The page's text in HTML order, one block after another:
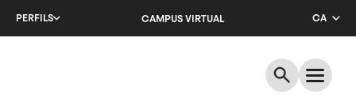
PERFILS CAMPUS VIRTUAL
CA
ES